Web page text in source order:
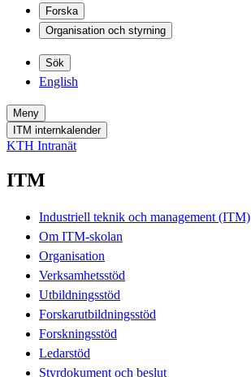
Forska
Organisation och styrning
Sök
English
Meny
ITM internkalender
KTH Intranät
ITM
Industriell teknik och management (ITM)
Om ITM-skolan
Organisation
Verksamhetsstöd
Utbildningsstöd
Forskarutbildningsstöd
Forskningsstöd
Ledarstöd
Styrdokument och beslut